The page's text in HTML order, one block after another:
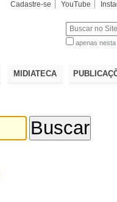
Cadastre-se YouTube
apenas
MIDIATECA